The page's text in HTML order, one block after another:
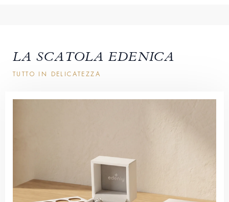
LA SCATOLA EDENICA
TUTTO IN DELICATEZZA